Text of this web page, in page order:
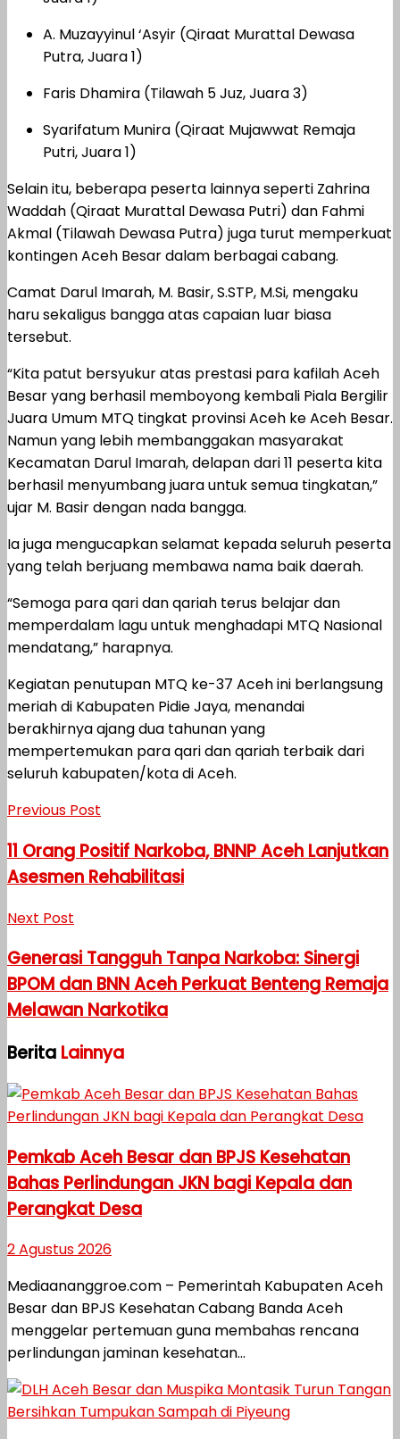
A. Muzayyinul ‘Asyir (Qiraat Murattal Dewasa
Putra, Juara 1)
Faris Dhamira (Tilawah 5 Juz, Juara 3)
Syarifatum Munira (Qiraat Mujawwat Remaja
Putri, Juara 1)
Selain itu, beberapa peserta lainnya seperti Zahrina
Waddah (Qiraat Murattal Dewasa Putri) dan Fahmi
Akmal (Tilawah Dewasa Putra) juga turut memperkuat
kontingen Aceh Besar dalam berbagai cabang.
Camat Darul Imarah, M. Basir, S.STP, M.Si, mengaku
haru sekaligus bangga atas capaian luar biasa
tersebut.
“Kita patut bersyukur atas prestasi para kafilah Aceh
Besar yang berhasil memboyong kembali Piala Bergilir
Juara Umum MTQ tingkat provinsi Aceh ke Aceh Besar.
Namun yang lebih membanggakan masyarakat
Kecamatan Darul Imarah, delapan dari 11 peserta kita
berhasil menyumbang juara untuk semua tingkatan,”
ujar M. Basir dengan nada bangga.
Ia juga mengucapkan selamat kepada seluruh peserta
yang telah berjuang membawa nama baik daerah.
“Semoga para qari dan qariah terus belajar dan
memperdalam lagu untuk menghadapi MTQ Nasional
mendatang,” harapnya.
Kegiatan penutupan MTQ ke-37 Aceh ini berlangsung
meriah di Kabupaten Pidie Jaya, menandai
berakhirnya ajang dua tahunan yang
mempertemukan para qari dan qariah terbaik dari
seluruh kabupaten/kota di Aceh.
Previous Post
11 Orang Positif Narkoba, BNNP Aceh Lanjutkan
Asesmen Rehabilitasi
Next Post
Generasi Tangguh Tanpa Narkoba: Sinergi
BPOM dan BNN Aceh Perkuat Benteng Remaja
Melawan Narkotika
Berita Lainnya
Pemkab Aceh Besar dan BPJS Kesehatan
Bahas Perlindungan JKN bagi Kepala dan
Perangkat Desa
2 Agustus 2026
Mediaananggroe.com – Pemerintah Kabupaten Aceh
Besar dan BPJS Kesehatan Cabang Banda Aceh
menggelar pertemuan guna membahas rencana
perlindungan jaminan kesehatan...